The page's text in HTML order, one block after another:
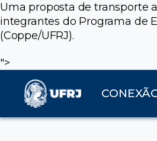
Uma proposta de transporte
integrantes do Programa de
(Coppe/UFRJ).
">